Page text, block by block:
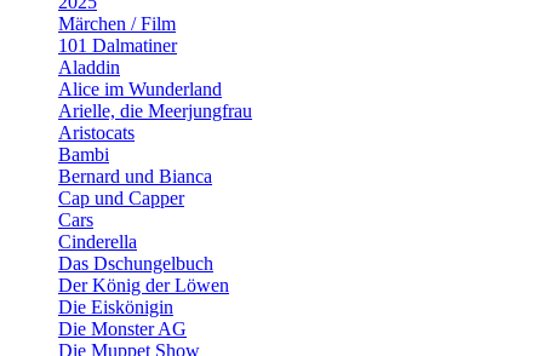
Märchen / Film
101 Dalmatiner
Aladdin
Alice im Wunderland
Arielle, die Meerjungfrau
Aristocats
Bambi
Bernard und Bianca
Cap und Capper
Cars
Cinderella
Das Dschungelbuch
Der König der Löwen
Die Eiskönigin
Die Monster AG
Die Muppet Show